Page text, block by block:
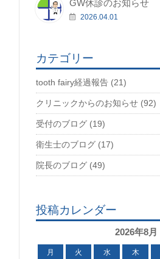
GW休診のお知らせ
2026.04.01
カテゴリー
tooth fairy経過報告 (21)
クリニックからのお知らせ (92)
受付のブログ (19)
衛生士のブログ (17)
院長のブログ (49)
投稿カレンダー
2026年8月
月 火 水 木